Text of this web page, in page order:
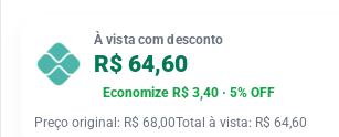
À vista com desconto
R$ 64,60
Economize R$ 3,40 · 5% OFF
Preço original: R$ 68,00Total à vista: R$ 64,60